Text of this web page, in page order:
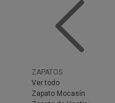
ZAPATOS
Ver todo
Zapato Mocasín